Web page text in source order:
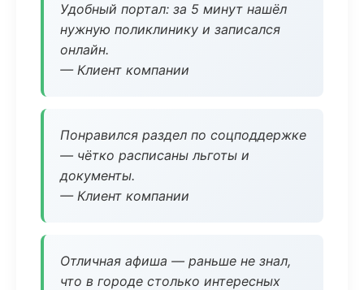
Удобный портал: за 5 минут нашёл
нужную поликлинику и записался
онлайн.
— Клиент компании
Понравился раздел по соцподдержке
— чётко расписаны льготы и
документы.
— Клиент компании
Отличная афиша — раньше не знал,
что в городе столько интересных